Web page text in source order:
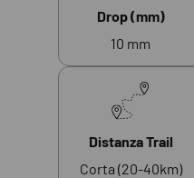
Drop (mm)
10 mm
Distanza Trail
Corta (20-40km)